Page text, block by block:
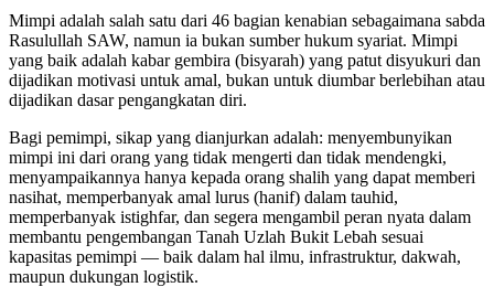
Mimpi adalah salah satu dari 46 bagian kenabian sebagaimana sabda
Rasulullah SAW, namun ia bukan sumber hukum syariat. Mimpi
yang baik adalah kabar gembira (bisyarah) yang patut disyukuri dan
dijadikan motivasi untuk amal, bukan untuk diumbar berlebihan atau
dijadikan dasar pengangkatan diri.
Bagi pemimpi, sikap yang dianjurkan adalah: menyembunyikan
mimpi ini dari orang yang tidak mengerti dan tidak mendengki,
menyampaikannya hanya kepada orang shalih yang dapat memberi
nasihat, memperbanyak amal lurus (hanif) dalam tauhid,
memperbanyak istighfar, dan segera mengambil peran nyata dalam
membantu pengembangan Tanah Uzlah Bukit Lebah sesuai
kapasitas pemimpi — baik dalam hal ilmu, infrastruktur, dakwah,
maupun dukungan logistik.